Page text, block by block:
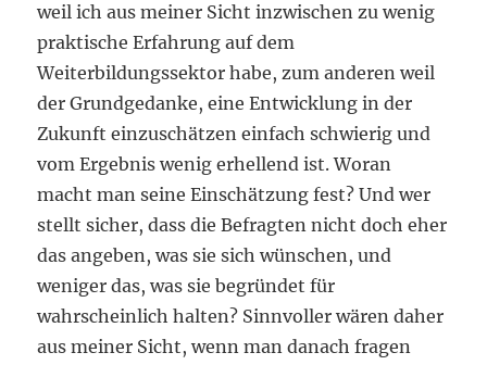
weil ich aus meiner Sicht inzwischen zu wenig
praktische Erfahrung auf dem
Weiterbildungssektor habe, zum anderen weil
der Grundgedanke, eine Entwicklung in der
Zukunft einzuschätzen einfach schwierig und
vom Ergebnis wenig erhellend ist. Woran
macht man seine Einschätzung fest? Und wer
stellt sicher, dass die Befragten nicht doch eher
das angeben, was sie sich wünschen, und
weniger das, was sie begründet für
wahrscheinlich halten? Sinnvoller wären daher
aus meiner Sicht, wenn man danach fragen